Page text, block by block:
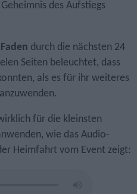
des Aufstiegs
durch die nächsten 24
Seiten beleuchtet, dass
als es für ihr weiteres
für die kleinsten
wie das Audio-
Heimfahrt vom Event zeigt: